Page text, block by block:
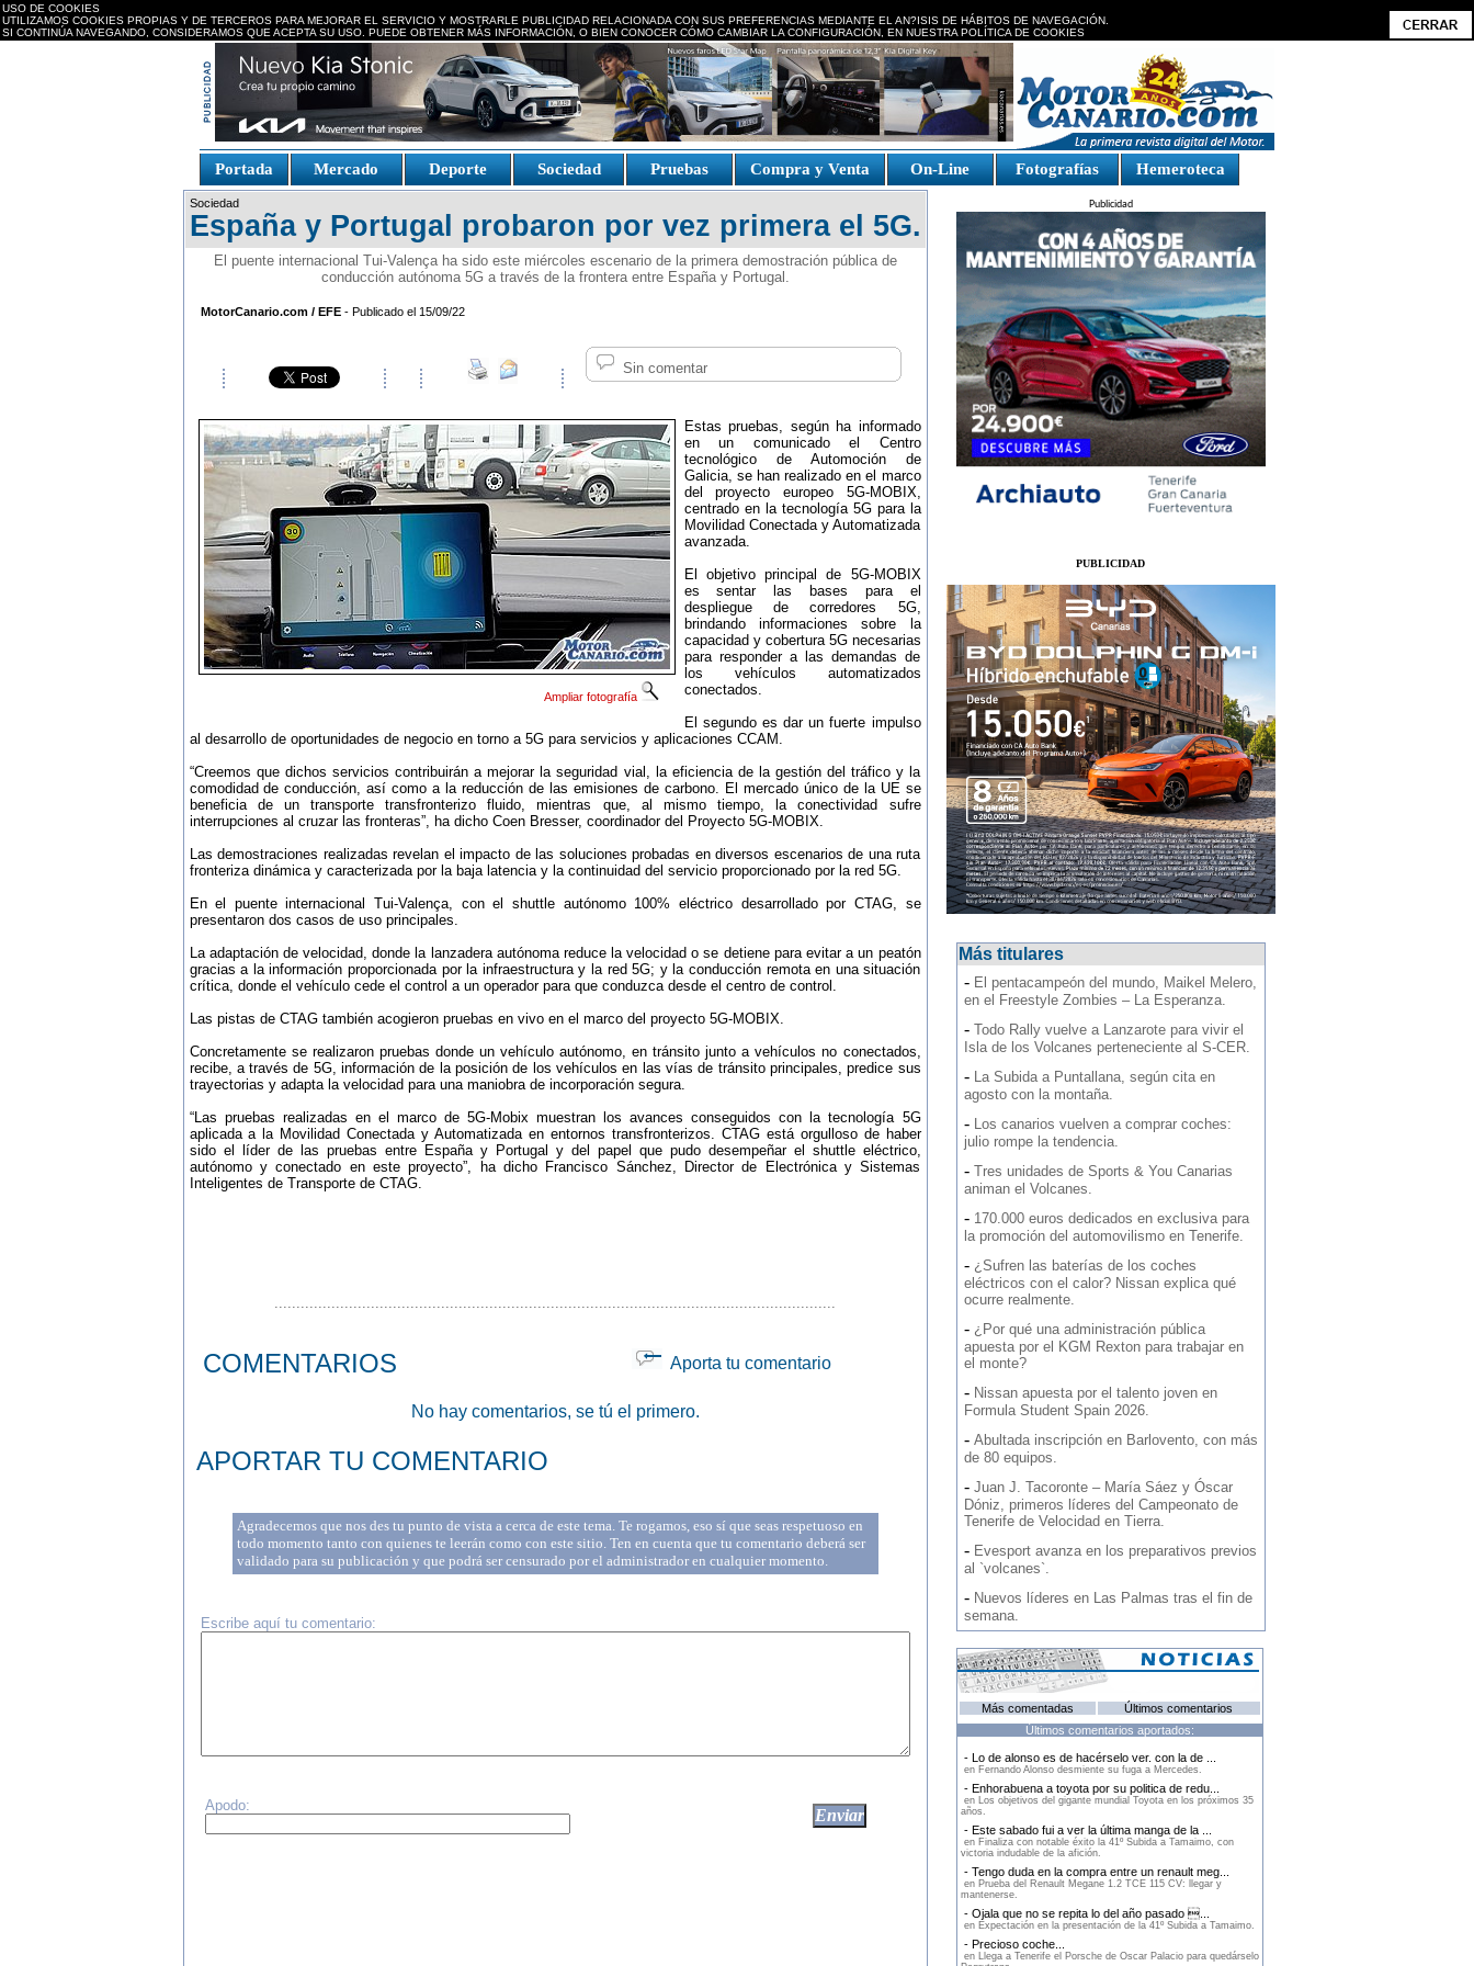
USO DE COOKIES
UTILIZAMOS COOKIES PROPIAS Y DE TERCEROS PARA MEJORAR EL SERVICIO Y MOSTRARLE PUBLICIDAD RELACIONADA CON SUS PREFERENCIAS MEDIANTE EL AN?ISIS DE HÁBITOS DE NAVEGACIÓN.
SI CONTINÚA NAVEGANDO, CONSIDERAMOS QUE ACEPTA SU USO. PUEDE OBTENER MÁS INFORMACIÓN, O BIEN CONOCER CÓMO CAMBIAR LA CONFIGURACIÓN, EN NUESTRA POLÍTICA DE COOKIES
Portada Mercado Deporte Sociedad Pruebas Compra y Venta On-Line Fotografías Hemeroteca
Fake Watches
Sociedad
España y Portugal probaron por vez primera el 5G.
El puente internacional Tui-Valença ha sido este miércoles escenario de la primera demostración pública de
conducción autónoma 5G a través de la frontera entre España y Portugal.
MotorCanario.com / EFE- Publicado el 15/09/22
Sin comentar
Ampliar fotografía
Estas pruebas, según ha informado
en un comunicado el Centro
tecnológico de Automoción de
Galicia, se han realizado en el marco
del proyecto europeo 5G-MOBIX,
centrado en la tecnología 5G para la
Movilidad Conectada y Automatizada
avanzada.
El objetivo principal de 5G-MOBIX
es sentar las bases para el
despliegue de corredores 5G,
brindando informaciones sobre la
capacidad y cobertura 5G necesarias
para responder a las demandas de
los vehículos automatizados
conectados.
El segundo es dar un fuerte impulso
al desarrollo de oportunidades de negocio en torno a 5G para servicios y aplicaciones CCAM.
“Creemos que dichos servicios contribuirán a mejorar la seguridad vial, la eficiencia de la gestión del tráfico y la
comodidad de conducción, así como a la reducción de las emisiones de carbono. El mercado único de la UE se
beneficia de un transporte transfronterizo fluido, mientras que, al mismo tiempo, la conectividad sufre
interrupciones al cruzar las fronteras”, ha dicho Coen Bresser, coordinador del Proyecto 5G-MOBIX.
Las demostraciones realizadas revelan el impacto de las soluciones probadas en diversos escenarios de una ruta
fronteriza dinámica y caracterizada por la baja latencia y la continuidad del servicio proporcionado por la red 5G.
En el puente internacional Tui-Valença, con el shuttle autónomo 100% eléctrico desarrollado por CTAG, se
presentaron dos casos de uso principales.
La adaptación de velocidad, donde la lanzadera autónoma reduce la velocidad o se detiene para evitar a un peatón
gracias a la información proporcionada por la infraestructura y la red 5G; y la conducción remota en una situación
crítica, donde el vehículo cede el control a un operador para que conduzca desde el centro de control.
Las pistas de CTAG también acogieron pruebas en vivo en el marco del proyecto 5G-MOBIX.
Concretamente se realizaron pruebas donde un vehículo autónomo, en tránsito junto a vehículos no conectados,
recibe, a través de 5G, información de la posición de los vehículos en las vías de tránsito principales, predice sus
trayectorias y adapta la velocidad para una maniobra de incorporación segura.
“Las pruebas realizadas en el marco de 5G-Mobix muestran los avances conseguidos con la tecnología 5G
aplicada a la Movilidad Conectada y Automatizada en entornos transfronterizos. CTAG está orgulloso de haber
sido el líder de las pruebas entre España y Portugal y del papel que pudo desempeñar el shuttle eléctrico,
autónomo y conectado en este proyecto”, ha dicho Francisco Sánchez, Director de Electrónica y Sistemas
Inteligentes de Transporte de CTAG.
................................................................................................................................
COMENTARIOS Aporta tu comentario
No hay comentarios, se tú el primero.
APORTAR TU COMENTARIO
Agradecemos que nos des tu punto de vista a cerca de este tema. Te rogamos, eso sí que seas respetuoso en
todo momento tanto con quienes te leerán como con este sitio. Ten en cuenta que tu comentario deberá ser
validado para su publicación y que podrá ser censurado por el administrador en cualquier momento.
Escribe aquí tu comentario:
Apodo:
Publicidad
PUBLICIDAD
Más titulares
- El pentacampeón del mundo, Maikel Melero,
en el Freestyle Zombies – La Esperanza.
- Todo Rally vuelve a Lanzarote para vivir el
Isla de los Volcanes perteneciente al S-CER.
- La Subida a Puntallana, según cita en
agosto con la montaña.
- Los canarios vuelven a comprar coches:
julio rompe la tendencia.
- Tres unidades de Sports & You Canarias
animan el Volcanes.
- 170.000 euros dedicados en exclusiva para
la promoción del automovilismo en Tenerife.
- ¿Sufren las baterías de los coches
eléctricos con el calor? Nissan explica qué
ocurre realmente.
- ¿Por qué una administración pública
apuesta por el KGM Rexton para trabajar en
el monte?
- Nissan apuesta por el talento joven en
Formula Student Spain 2026.
- Abultada inscripción en Barlovento, con más
de 80 equipos.
- Juan J. Tacoronte – María Sáez y Óscar
Dóniz, primeros líderes del Campeonato de
Tenerife de Velocidad en Tierra.
- Evesport avanza en los preparativos previos
al `volcanes`.
- Nuevos líderes en Las Palmas tras el fin de
semana.
Más comentadas
Últimos comentarios
Últimos comentarios aportados:
- Lo de alonso es de hacérselo ver. con la de ...
en Fernando Alonso desmiente su fuga a Mercedes.
- Enhorabuena a toyota por su politica de redu...
en Los objetivos del gigante mundial Toyota en los próximos 35
años.
- Este sabado fui a ver la última manga de la ...
en Finaliza con notable éxito la 41º Subida a Tamaimo, con
victoria indudable de la afición.
- Tengo duda en la compra entre un renault meg...
en Prueba del Renault Megane 1.2 TCE 115 CV: llegar y
mantenerse.
- Ojala que no se repita lo del año pasado ...
en Expectación en la presentación de la 41º Subida a Tamaimo.
- Precioso coche...
en Llega a Tenerife el Porsche de Oscar Palacio para quedárselo